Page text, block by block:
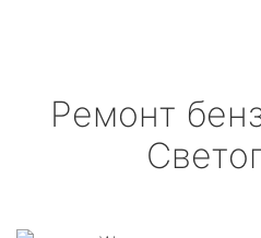
Ремонт